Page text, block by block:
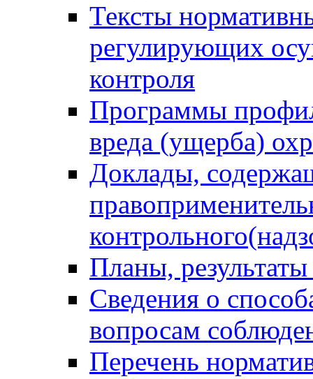
Тексты
регулирующих
контроля
Программы
вреда (ущерба)
Доклады,
Планы,
Сведения о
вопросам
Перечень